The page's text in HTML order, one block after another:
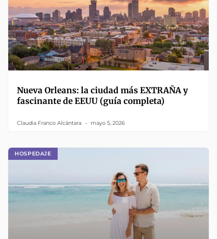
Nueva Orleans: la ciudad más EXTRAÑA y
fascinante de EEUU (guía completa)
Claudia Franco Alcántara mayo 5, 2026
HOSPEDAJE